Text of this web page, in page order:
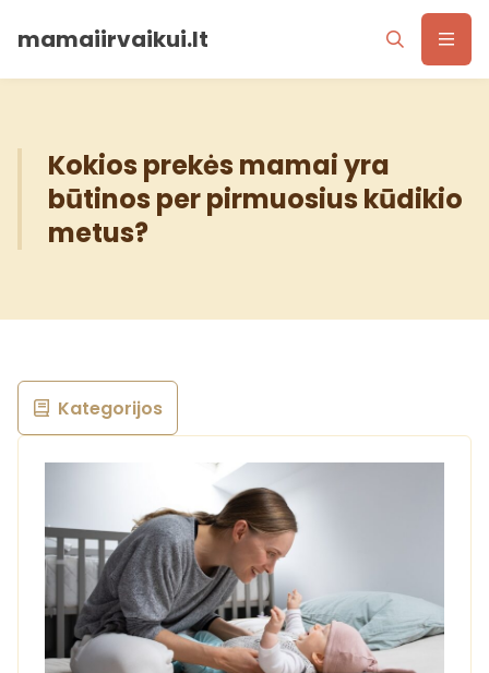
mamaiirvaikui.lt
Kokios prekės mamai yra
būtinos per pirmuosius kūdikio
metus?
Kategorijos